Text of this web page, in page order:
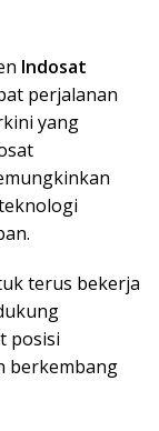
Indosat
perjalanan
yang
terus bekerja
posisi
berkembang